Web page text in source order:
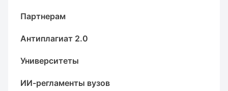
Партнерам
Антиплагиат 2.0
Университеты
ИИ-регламенты вузов